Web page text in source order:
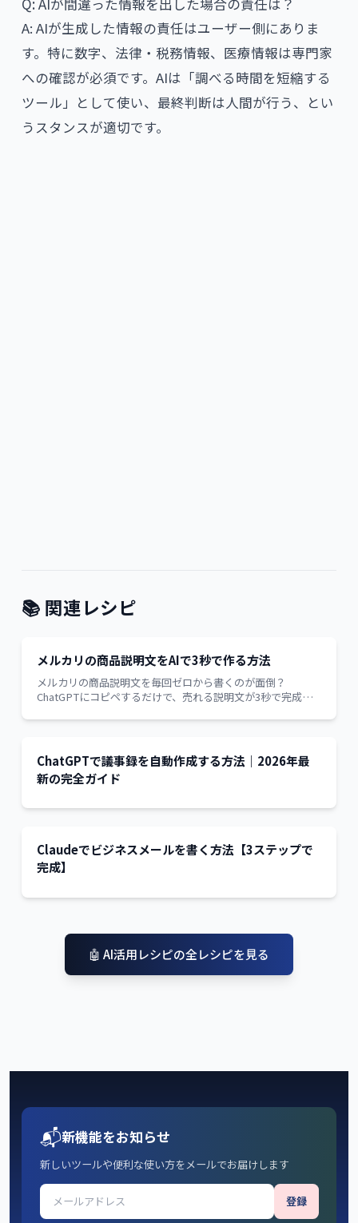
A: AIが生成した情報の責任はユーザー側にありま
す。特に数字、法律・税務情報、医療情報は専門家
への確認が必須です。AIは「調べる時間を短縮する
ツール」として使い、最終判断は人間が行う、とい
うスタンスが適切です。
📚 関連レシピ
メルカリの商品説明文をAIで3秒で作る方法
メルカリの商品説明文を毎回ゼロから書くのが面倒？
ChatGPTにコピペするだけで、売れる説明文が3秒で完成し
ChatGPTで議事録を自動作成する方法｜2026年最
新の完全ガイド
Claudeでビジネスメールを書く方法【3ステップで
完成】
🤖 AI活用レシピの全レシピを見る
📬新機能をお知らせ
新しいツールや便利な使い方をメールでお届けします
登録